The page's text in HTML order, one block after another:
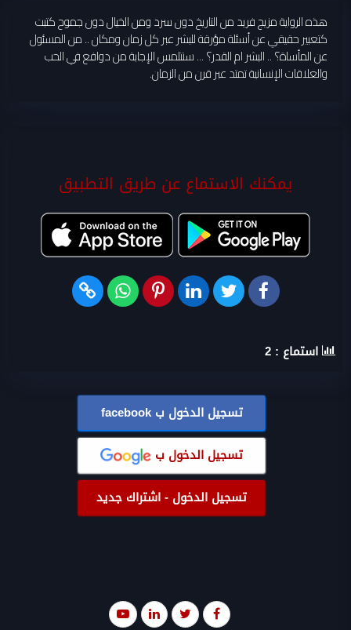
هذه الرواية مزيج فريد من التاريخ دون سرد ومن الخيال دون جموح كتبت
كتعبير حقيقي عن أسئلة مؤرقة للبشر عبر كل زمان ومكان .. من المسئول
عن المأساة؟ .. البشر ام القدر؟ ... سنتلمس الإجابة من دوافع في الحب
والعلاقات الإنسانية تمتد عبر قرن من الزمان.
يمكنك الاستماع عن طريق التطبيق
استماع : 2
تسجيل الدخول بfacebook
تسجيل الدخول ب
تسجيل الدخول - اشتراك جديد